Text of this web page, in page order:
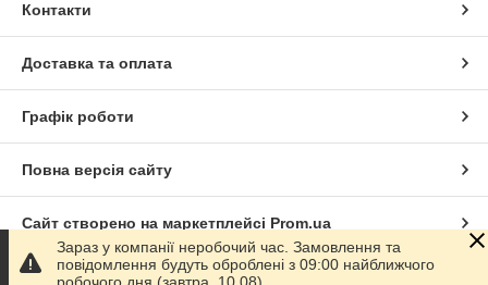
Контакти
Доставка та оплата
Графік роботи
Повна версія сайту
Сайт створено на маркетплейсі Prom.ua
Політика конфіденційності
Зараз у компанії неробочий час. Замовлення та
повідомлення будуть оброблені з 09:00 найближчого